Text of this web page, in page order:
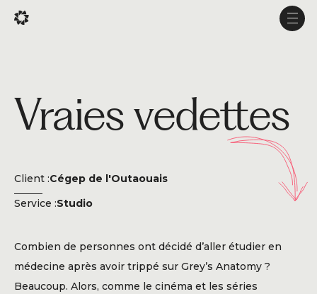
Carrière
Services
À propos
Vraies vedettes
Client :Cégep de l'Outaouais
Service :Studio
Combien de personnes ont décidé d’aller étudier en
médecine après avoir trippé sur Grey’s Anatomy ?
Beaucoup. Alors, comme le cinéma et les séries